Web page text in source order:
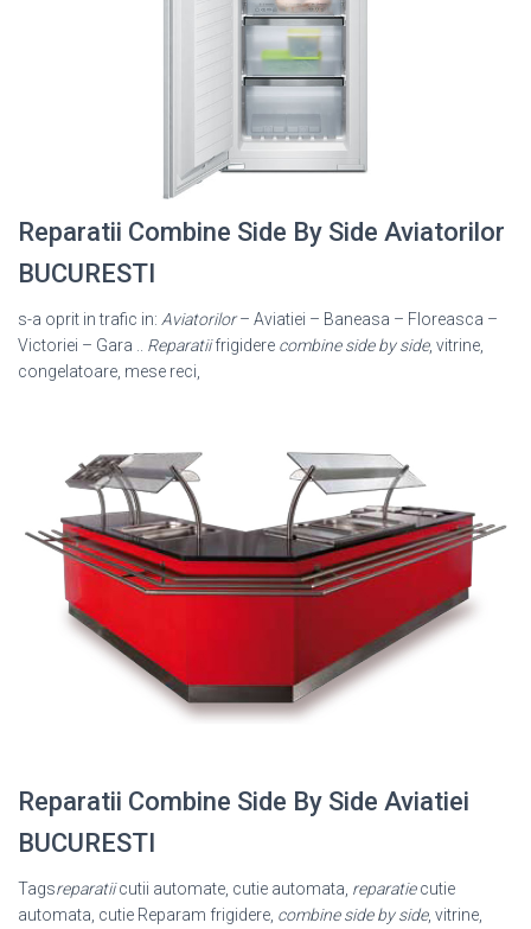
Reparatii Combine Side By Side Aviatorilor
BUCURESTI
s-a oprit in trafic in: Aviatorilor– Aviatiei – Baneasa – Floreasca –
Victoriei – Gara .. Reparatiifrigidere combine side by side, vitrine,
congelatoare, mese reci,
Reparatii Combine Side By Side Aviatiei
BUCURESTI
Tagsreparatiicutii automate, cutie automata, reparatiecutie
automata, cutie Reparam frigidere, combine side by side, vitrine,